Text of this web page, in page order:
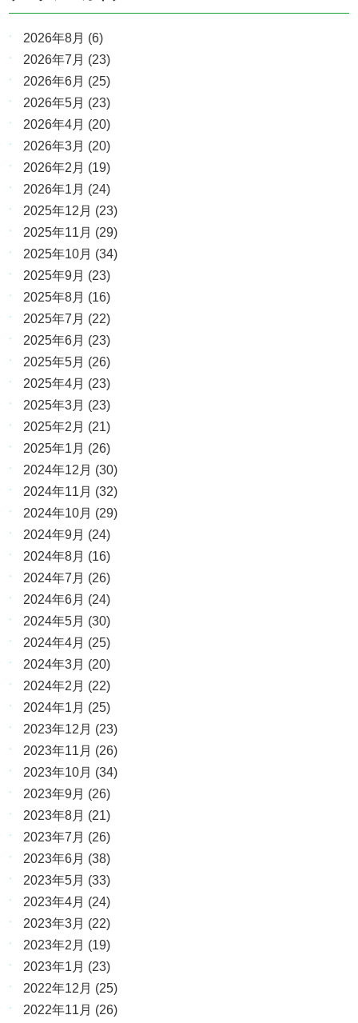
2026年8月 (6)
2026年7月 (23)
2026年6月 (25)
2026年5月 (23)
2026年4月 (20)
2026年3月 (20)
2026年2月 (19)
2026年1月 (24)
2025年12月 (23)
2025年11月 (29)
2025年10月 (34)
2025年9月 (23)
2025年8月 (16)
2025年7月 (22)
2025年6月 (23)
2025年5月 (26)
2025年4月 (23)
2025年3月 (23)
2025年2月 (21)
2025年1月 (26)
2024年12月 (30)
2024年11月 (32)
2024年10月 (29)
2024年9月 (24)
2024年8月 (16)
2024年7月 (26)
2024年6月 (24)
2024年5月 (30)
2024年4月 (25)
2024年3月 (20)
2024年2月 (22)
2024年1月 (25)
2023年12月 (23)
2023年11月 (26)
2023年10月 (34)
2023年9月 (26)
2023年8月 (21)
2023年7月 (26)
2023年6月 (38)
2023年5月 (33)
2023年4月 (24)
2023年3月 (22)
2023年2月 (19)
2023年1月 (23)
2022年12月 (25)
2022年11月 (26)